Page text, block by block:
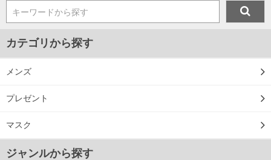
キーワードから探す
カテゴリから探す
メンズ
プレゼント
マスク
ジャンルから探す